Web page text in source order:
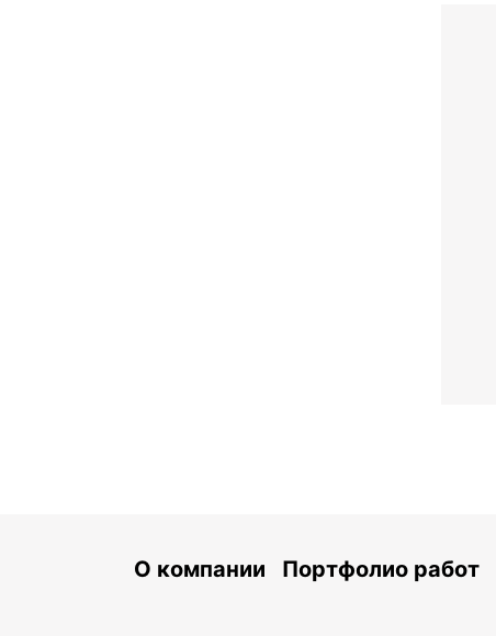
О компании Портфолио работ